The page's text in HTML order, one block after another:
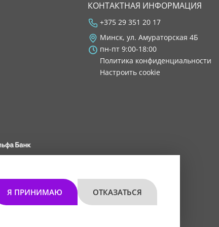
КОНТАКТНАЯ ИНФОРМАЦИЯ
+375 29 351 20 17
Минск, ул. Амураторская 4Б
пн-пт 9:00-18:00
Политика конфиденциальности
Настроить cookie
1027 0000"
30.11.2021 г.
Я ПРИНИМАЮ ОТКАЗАТЬСЯ